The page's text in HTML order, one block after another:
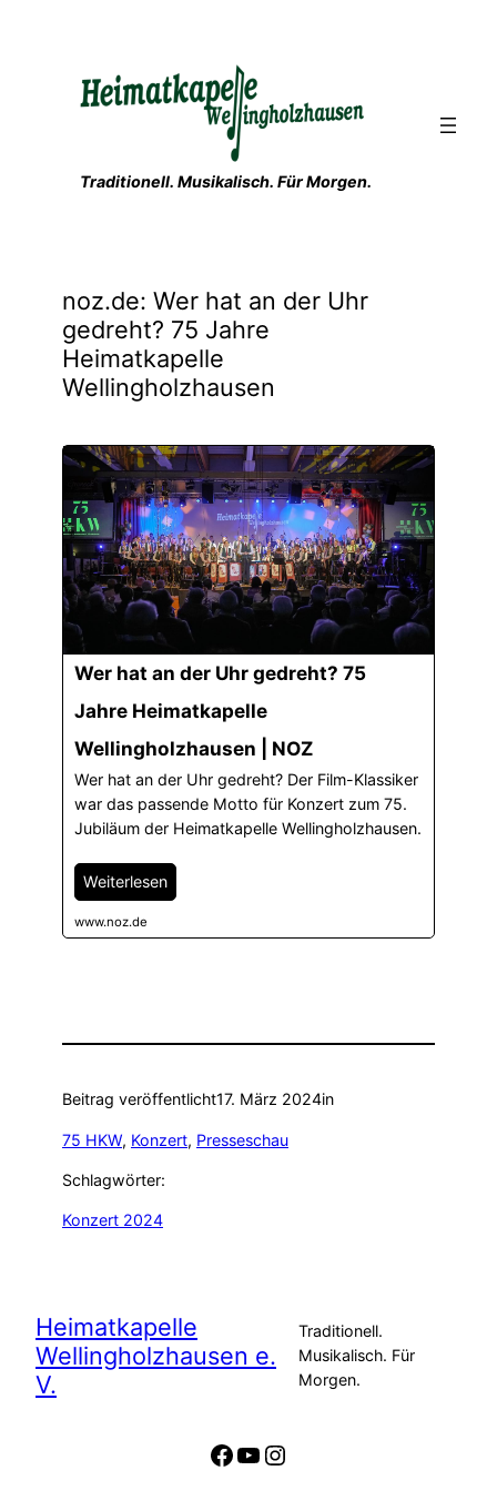
Traditionell. Musikalisch. Für Morgen.
noz.de: Wer hat an der Uhr
gedreht? 75 Jahre
Heimatkapelle
Wellingholzhausen
Wer hat an der Uhr gedreht? 75
Jahre Heimatkapelle
Wellingholzhausen | NOZ
Wer hat an der Uhr gedreht? Der Film-Klassiker
war das passende Motto für Konzert zum 75.
Jubiläum der Heimatkapelle Wellingholzhausen.
Weiterlesen
www.noz.de
Beitrag veröffentlicht17. März 2024in
75 HKW, Konzert, Presseschau
Schlagwörter:
Konzert 2024
Heimatkapelle
Wellingholzhausen e.
V.
Traditionell.
Musikalisch. Für
Morgen.
Facebook
YouTube
Instagram